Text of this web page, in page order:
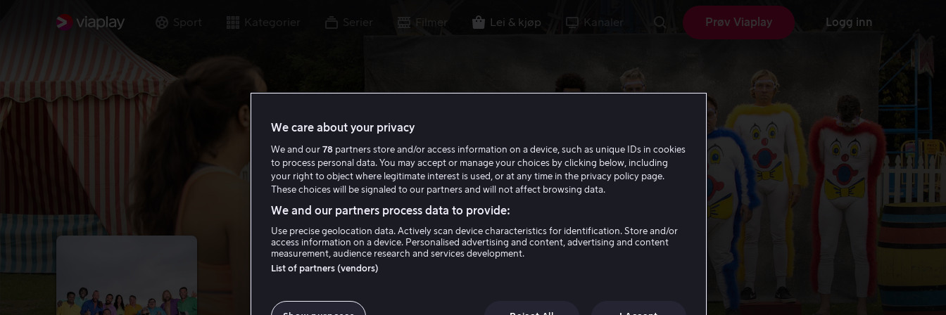
Sport Kategorier Serier Filmer Lei & kjøp Kanaler Prøv Viaplay Logg inn
We care about your privacy
We and our 78 partners store and/or access information on a device, such as unique IDs in cookies
to process personal data. You may accept or manage your choices by clicking below, including
your right to object where legitimate interest is used, or at any time in the privacy policy page.
These choices will be signaled to our partners and will not affect browsing data.
We and our partners process data to provide:
Use precise geolocation data. Actively scan device characteristics for identification. Store and/or
access information on a device. Personalised advertising and content, advertising and content
measurement, audience research and services development.
List of partners (vendors)